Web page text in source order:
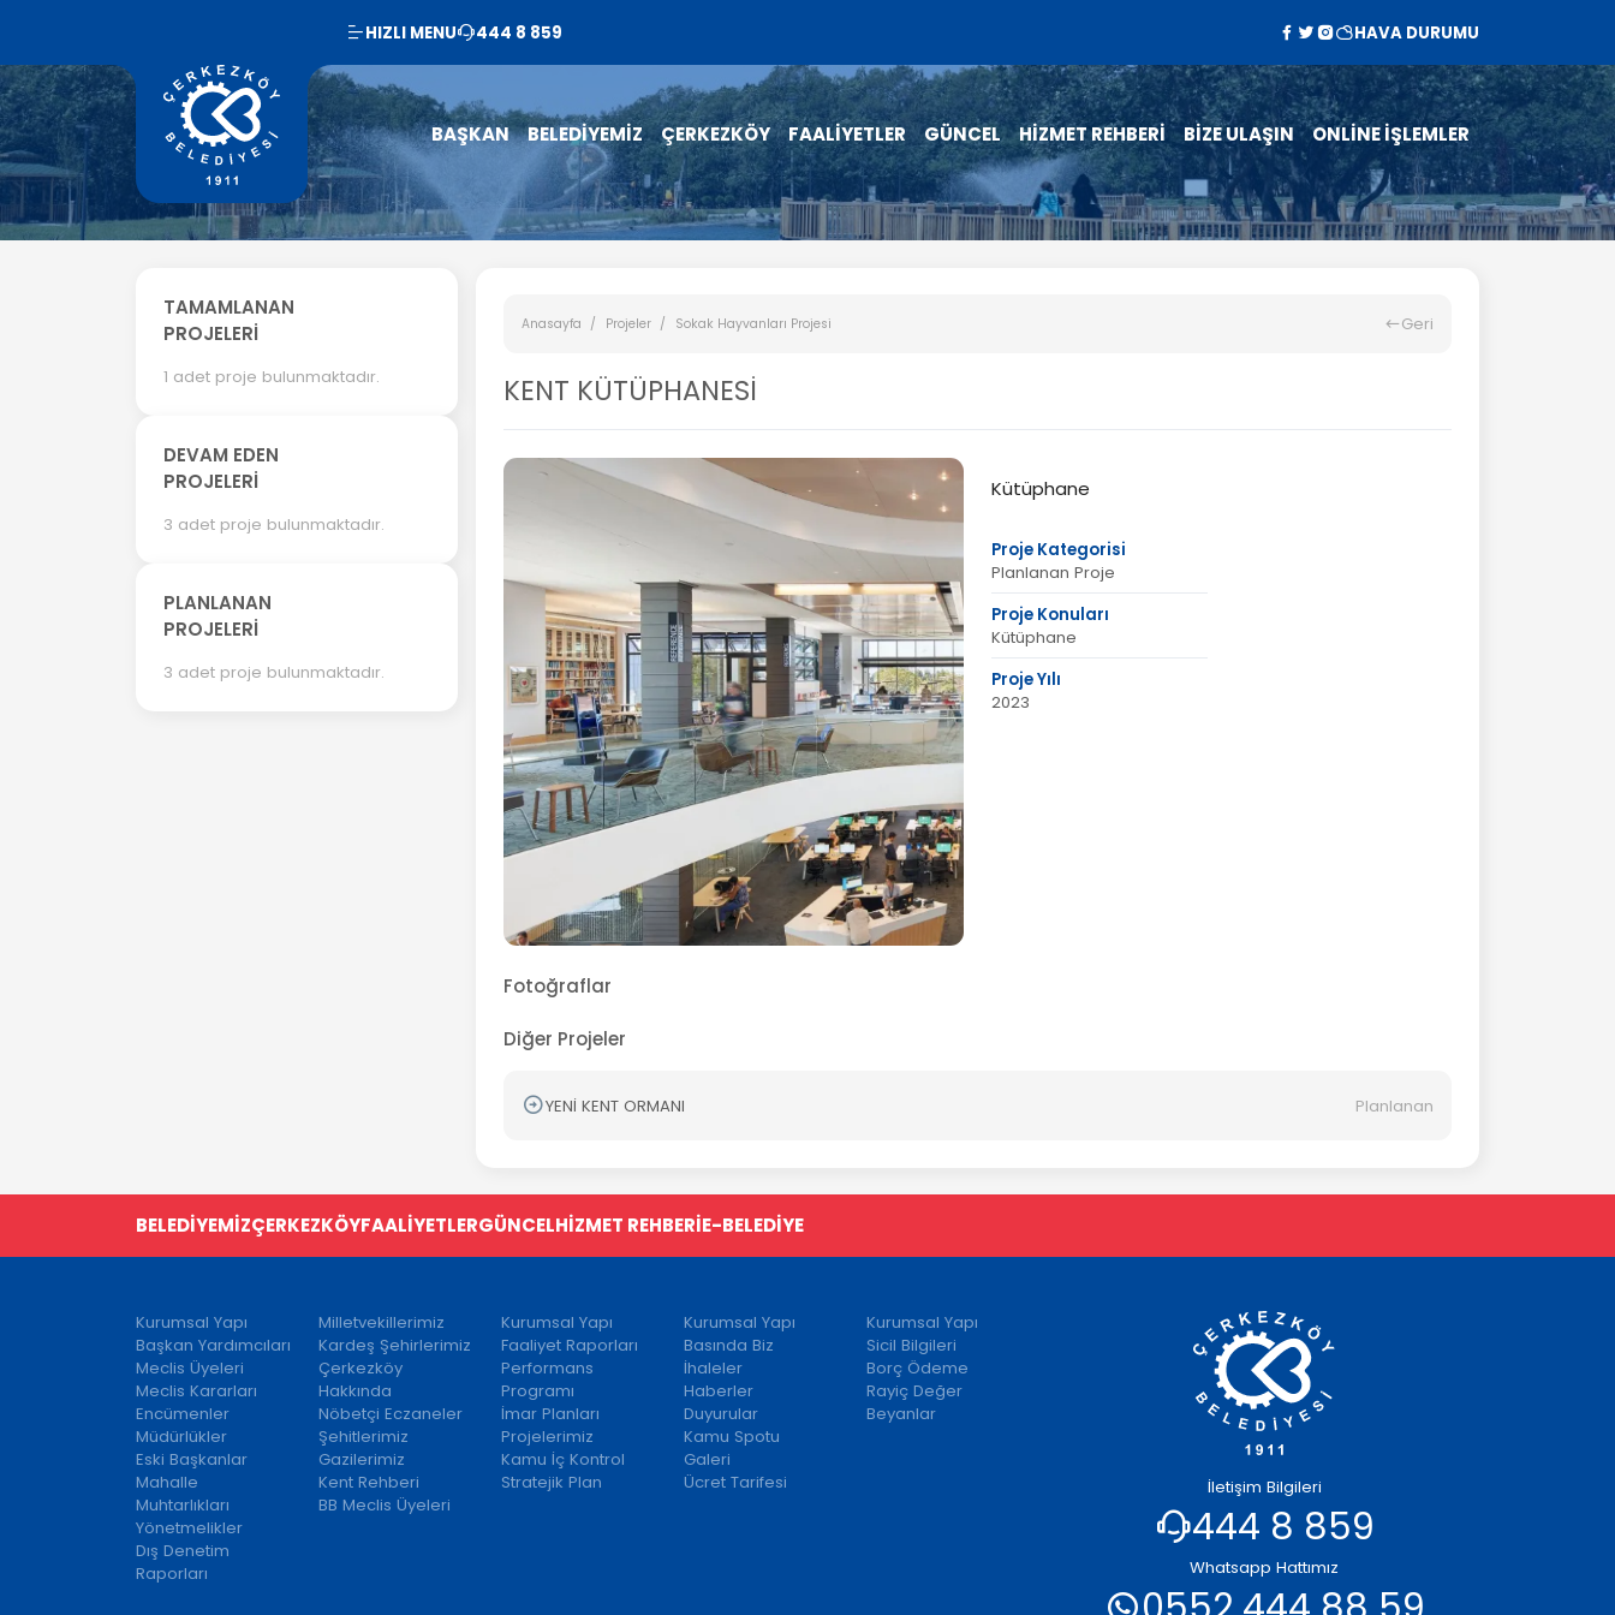
HIZLI MENU 444 8 859 HAVA DURUMU
BAŞKAN BELEDİYEMİZ ÇERKEZKÖY FAALİYETLER GÜNCEL HİZMET REHBERİ BİZE ULAŞIN ONLİNE İŞLEMLER
TAMAMLANAN
PROJELERİ
1 adet proje bulunmaktadır.
DEVAM EDEN
PROJELERİ
3 adet proje bulunmaktadır.
PLANLANAN
PROJELERİ
3 adet proje bulunmaktadır.
Anasayfa Projeler Sokak Hayvanları Projesi Geri
KENT KÜTÜPHANESİ
Kütüphane
Proje Kategorisi
Planlanan Proje
Proje Konuları
Kütüphane
Proje Yılı
2023
Fotoğraflar
Diğer Projeler
YENİ KENT ORMANI Planlanan
BELEDİYEMİZÇERKEZKÖYFAALİYETLERGÜNCELHİZMET REHBERİE-BELEDİYE
Kurumsal Yapı
Başkan Yardımcıları
Meclis Üyeleri
Meclis Kararları
Encümenler
Müdürlükler
Eski Başkanlar
Mahalle
Muhtarlıkları
Yönetmelikler
Dış Denetim
Raporları
Milletvekillerimiz
Kardeş Şehirlerimiz
Çerkezköy
Hakkında
Nöbetçi Eczaneler
Şehitlerimiz
Gazilerimiz
Kent Rehberi
BB Meclis Üyeleri
Kurumsal Yapı
Faaliyet Raporları
Performans
Programı
İmar Planları
Projelerimiz
Kamu İç Kontrol
Stratejik Plan
Kurumsal Yapı
Basında Biz
İhaleler
Haberler
Duyurular
Kamu Spotu
Galeri
Ücret Tarifesi
Kurumsal Yapı
Sicil Bilgileri
Borç Ödeme
Rayiç Değer
Beyanlar
İletişim Bilgileri
444 8 859
Whatsapp Hattımız